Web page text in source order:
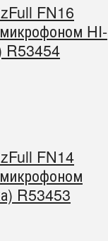
FN16
HI-
R53454
FN14
R53453